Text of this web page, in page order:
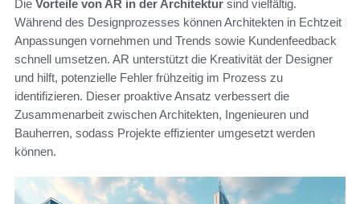
Die Vorteile von AR in der Architektur sind vielfältig.
Während des Designprozesses können Architekten in Echtzeit
Anpassungen vornehmen und Trends sowie Kundenfeedback
schnell umsetzen. AR unterstützt die Kreativität der Designer
und hilft, potenzielle Fehler frühzeitig im Prozess zu
identifizieren. Dieser proaktive Ansatz verbessert die
Zusammenarbeit zwischen Architekten, Ingenieuren und
Bauherren, sodass Projekte effizienter umgesetzt werden
können.